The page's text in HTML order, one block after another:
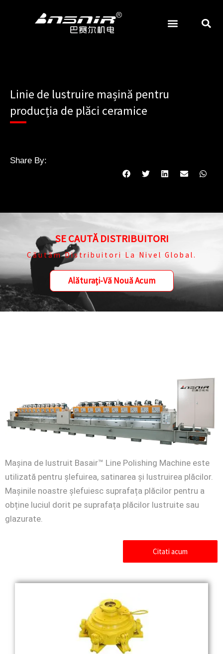
Linie de lustruire mașină pentru
producția de plăci ceramice
Share By:
SE CAUTĂ DISTRIBUITORI
Căutăm Distribuitori La Nivel Global.
Alăturați-Vă Nouă Acum
Mașina de lustruit Basair™ Line Polishing Machine este
utilizată pentru șlefuirea, satinarea și lustruirea plăcilor.
Mașinile noastre șlefuiesc suprafața plăcilor pentru a
obține luciul dorit pe suprafața plăcilor lustruite sau
glazurate.
Citati acum